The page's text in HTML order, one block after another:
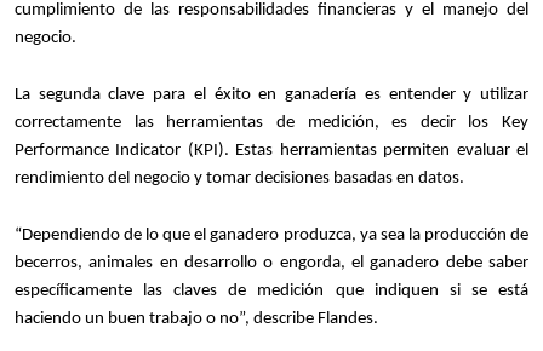
cumplimiento de las responsabilidades financieras y el manejo del
negocio.
La segunda clave para el éxito en ganadería es entender y utilizar
correctamente las herramientas de medición, es decir los Key
Performance Indicator (KPI). Estas herramientas permiten evaluar el
rendimiento del negocio y tomar decisiones basadas en datos.
“Dependiendo de lo que el ganadero produzca, ya sea la producción de
becerros, animales en desarrollo o engorda, el ganadero debe saber
específicamente las claves de medición que indiquen si se está
haciendo un buen trabajo o no”, describe Flandes.